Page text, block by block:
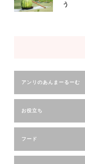
う
アンリのあんまーるーむ
お役立ち
フード